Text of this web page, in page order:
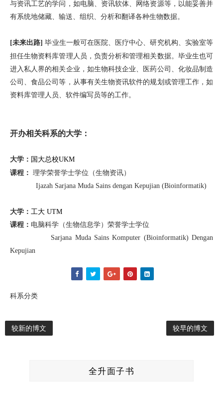
与资讯工艺的学问，如电脑、资讯软体、网络资源等，以能妥善并
有系统地储藏、输送、组织、分析和翻译各种生物数据。
[未来出路]毕业生一般可在医院、医疗中心、研究机构、实验室等
担任生物资料库管理人员，负责分析和管理相关数据。毕业生也可
进入私人界的相关企业，如生物科技企业、医药公司、化妆品制造
公司、食品公司等，从事有关生物资讯软件的规划或管理工作，如
资料库管理人员、软件编写员等的工作。
开办相关科系的大学：
大学： 国大总校UKM
课程： 理学荣誉学士学位（生物资讯）
Ijazah Sarjana Muda Sains dengan Kepujian (Bioinformatik)
大学 ： 工大 UTM
课程 ： 电脑科学 （生物信息学）荣誉学士学位
Sarjana Muda Sains Komputer (Bioinformatik) Dengan
Kepujian
科系分类
较新的博文 较早的博文
全升面子书